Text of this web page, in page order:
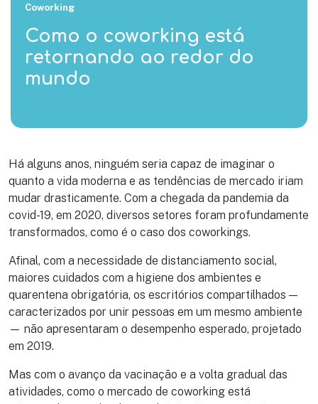
Coworking
Como o coworking está
retornando ao redor do
mundo
Há alguns anos, ninguém seria capaz de imaginar o
quanto a vida moderna e as tendências de mercado iriam
mudar drasticamente. Com a chegada da pandemia da
covid-19, em 2020, diversos setores foram profundamente
transformados, como é o caso dos coworkings.
Afinal, com a necessidade de distanciamento social,
maiores cuidados com a higiene dos ambientes e
quarentena obrigatória, os escritórios compartilhados —
caracterizados por unir pessoas em um mesmo ambiente
— não apresentaram o desempenho esperado, projetado
em 2019.
Mas com o avanço da vacinação e a volta gradual das
atividades, como o mercado de coworking está